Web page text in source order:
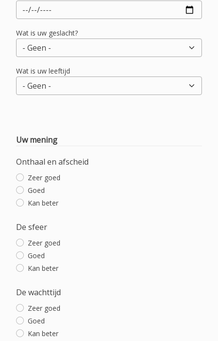
Wat is uw geslacht?
Wat is uw leeftijd
Uw mening
Onthaal en afscheid
Zeer goed
Goed
Kan beter
De sfeer
Zeer goed
Goed
Kan beter
De wachttijd
Zeer goed
Goed
Kan beter